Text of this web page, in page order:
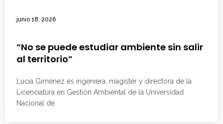
junio 18, 2026
“No se puede estudiar ambiente sin salir
al territorio”
Lucía Giménez es ingeniera, magíster y directora de la
Licenciatura en Gestión Ambiental de la Universidad
Nacional de